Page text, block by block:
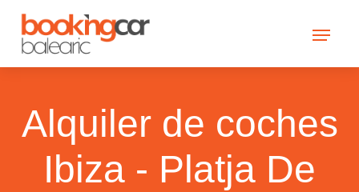
Alquiler de coches
Ibiza - Platja De